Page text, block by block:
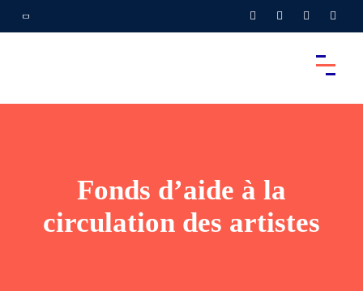
Fonds d’aide à la
circulation des artistes